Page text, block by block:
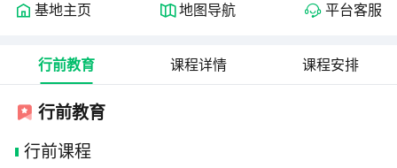
基地主页 地图导航 平台客服
行前教育 课程详情 课程安排
行前教育
行前课程